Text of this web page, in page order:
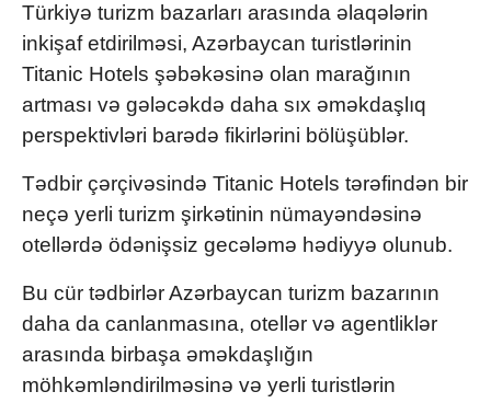
Türkiyə turizm bazarları arasında əlaqələrin
inkişaf etdirilməsi, Azərbaycan turistlərinin
Titanic Hotels şəbəkəsinə olan marağının
artması və gələcəkdə daha sıx əməkdaşlıq
perspektivləri barədə fikirlərini bölüşüblər.
Tədbir çərçivəsində Titanic Hotels tərəfindən bir
neçə yerli turizm şirkətinin nümayəndəsinə
otellərdə ödənişsiz gecələmə hədiyyə olunub.
Bu cür tədbirlər Azərbaycan turizm bazarının
daha da canlanmasına, otellər və agentliklər
arasında birbaşa əməkdaşlığın
möhkəmləndirilməsinə və yerli turistlərin